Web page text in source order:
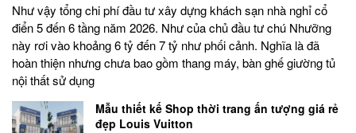
Như vậy tổng chi phí đầu tư xây dựng khách sạn nhà nghỉ cổ
điển 5 đến 6 tầng năm 2026. Như của chủ đầu tư chú Nhưỡng
này rơi vào khoảng 6 tỷ đến 7 tỷ như phối cảnh. Nghĩa là đã
hoàn thiện nhưng chưa bao gồm thang máy, bàn ghế giường tủ
nội thất sử dụng
Mẫu thiết kế Shop thời trang ấn tượng giá rẻ
đẹp Louis Vuitton